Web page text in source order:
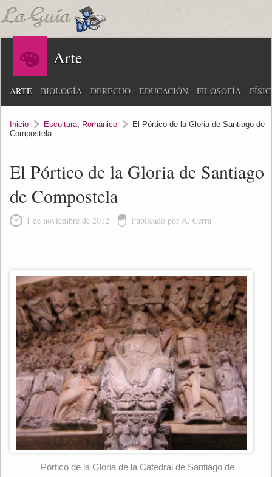
Arte
ARTE BIOLOGÍA DERECHO EDUCACIÓN FILOSOFÍA
Inicio Escultura, Románico
El Pórtico de la Gloria de Santiago de
Compostela
El Pórtico de la Gloria de Santiago
de Compostela
1 de noviembre de 2012 Publicado por A. Cerra
Pórtico de la Gloria de la Catedral de Santiago de